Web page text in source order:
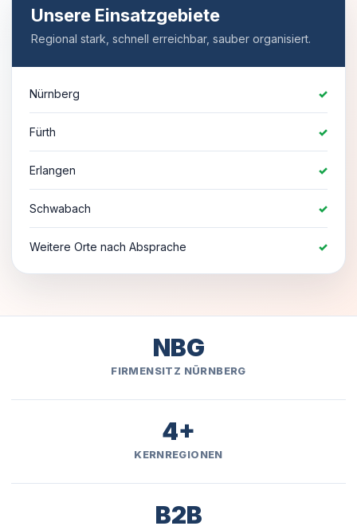
Unsere Einsatzgebiete
Regional stark, schnell erreichbar, sauber organisiert.
Nürnberg ✓
Fürth ✓
Erlangen ✓
Schwabach ✓
Weitere Orte nach Absprache ✓
NBG
FIRMENSITZ NÜRNBERG
4+
KERNREGIONEN
B2B